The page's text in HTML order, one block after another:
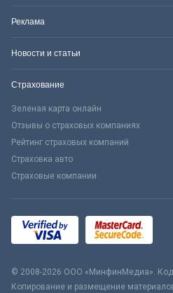
Реклама
Новости и статьи
Страхование
Зеленая карта онлайн
Отзывы о страховых компаниях
Рейтинг страховых компаний
Страховка авто
Страховые компании
© 2008-2026 ООО «МинфинМедиа».
Копирование и размещение